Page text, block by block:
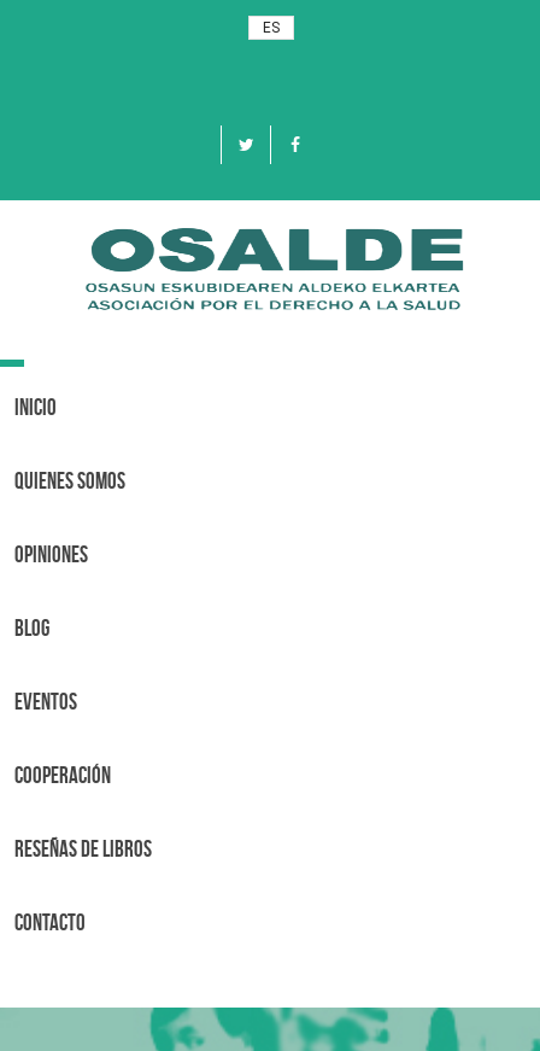
ES
Toggle
Inicio
Quienes Somos
OPINIONES
BLOG
Eventos
Cooperación
Reseñas de libros
Contacto